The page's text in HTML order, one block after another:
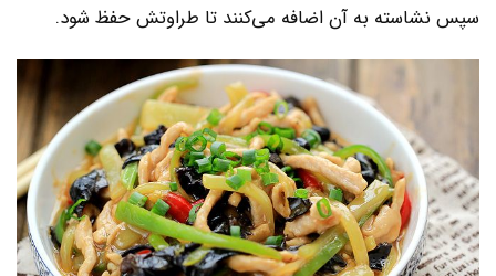
سپس نشاسته به آن اضافه می‌کنند تا طراوتش حفظ شود.